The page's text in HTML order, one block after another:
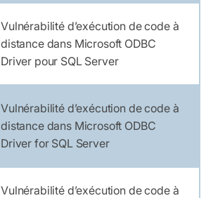
Vulnérabilité d’exécution de code à
distance dans Microsoft ODBC
Driver pour SQL Server
Vulnérabilité d’exécution de code à
distance dans Microsoft ODBC
Driver for SQL Server
Vulnérabilité d’exécution de code à